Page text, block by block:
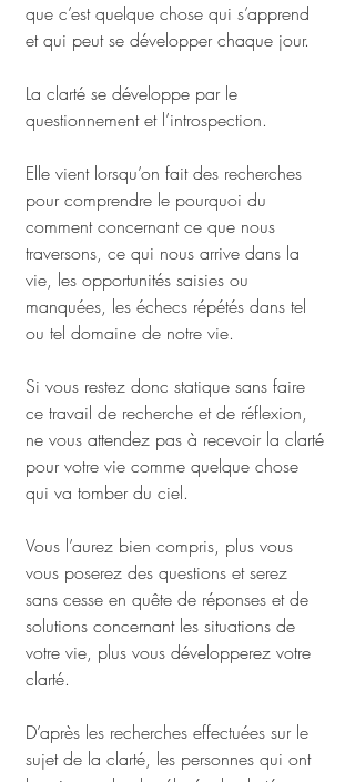
que c’est quelque chose qui s’apprend
et qui peut se développer chaque jour.
La clarté se développe par le
questionnement et l’introspection.
Elle vient lorsqu’on fait des recherches
pour comprendre le pourquoi du
comment concernant ce que nous
traversons, ce qui nous arrive dans la
vie, les opportunités saisies ou
manquées, les échecs répétés dans tel
ou tel domaine de notre vie.
Si vous restez donc statique sans faire
ce travail de recherche et de réflexion,
ne vous attendez pas à recevoir la clarté
pour votre vie comme quelque chose
qui va tomber du ciel.
Vous l’aurez bien compris, plus vous
vous poserez des questions et serez
sans cesse en quête de réponses et de
solutions concernant les situations de
votre vie, plus vous développerez votre
clarté.
D’après les recherches effectuées sur le
sujet de la clarté, les personnes qui ont